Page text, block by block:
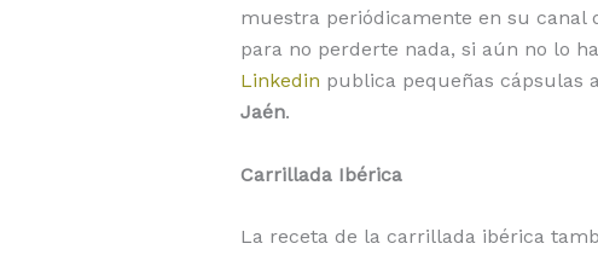
muestra periódicamente en su canal
para no perderte nada, si aún no lo
Linkedin publica pequeñas cápsulas
Jaén.
Carrillada Ibérica
La receta de la carrillada ibérica